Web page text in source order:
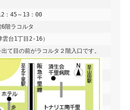
：45～13：00
台1丁目2-16）